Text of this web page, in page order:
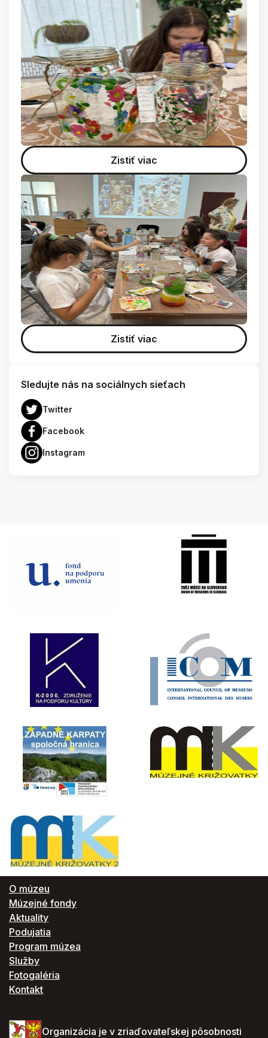
Zistiť viac
Zistiť viac
Sledujte nás na sociálnych sieťach
Twitter
Facebook
Instagram
O múzeu
Múzejné fondy
Aktuality
Podujatia
Program múzea
Služby
Fotogaléria
Kontakt
Organizácia je v zriaďovateľskej pôsobnosti